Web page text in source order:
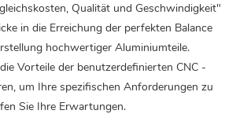
Qualität und Geschwindigkeit"
in die Erreichung der perfekten Balance
hochwertiger Aluminiumteile.
Vorteile der benutzerdefinierten CNC -
um Ihre spezifischen Anforderungen zu
Sie Ihre Erwartungen.